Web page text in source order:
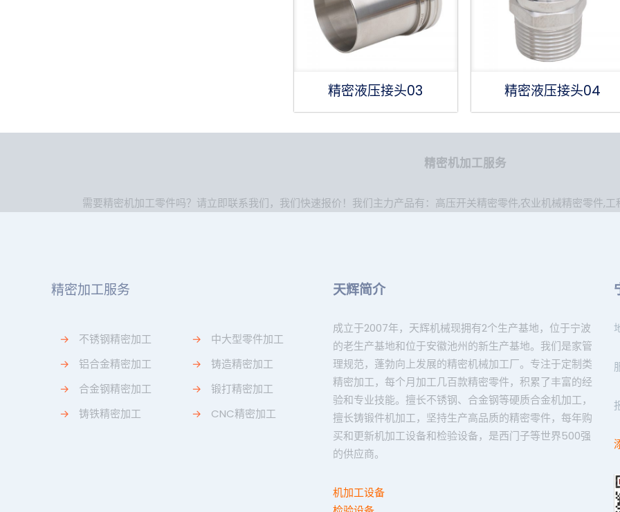
精密液压接头03 精密液压接头04
精密机加工服务
需要精密机加工零件吗？请立即联系我们，我们快速报价！我们主力产品有： 高压开关精密零件,农业机械精密零件,工
精密加工服务
→
不锈钢精密加工
→
铝合金精密加工
→
合金钢精密加工
→
铸铁精密加工
→
中大型零件加工
→
铸造精密加工
→
锻打精密加工
→
CNC精密加工
天辉简介
成立于2007年，天辉机械现拥有2个生产基地，位于宁波
的老生产基地和位于安徽池州的新生产基地。我们是家管
理规范，蓬勃向上发展的精密机械加工厂。专注于定制类
精密加工，每个月加工几百款精密零件，积累了丰富的经
验和专业技能。擅长不锈钢、合金钢等硬质合金机加工，
擅长铸锻件机加工，坚持生产高品质的精密零件，每年购
买和更新机加工设备和检验设备，是西门子等世界500强
的供应商。
机加工设备